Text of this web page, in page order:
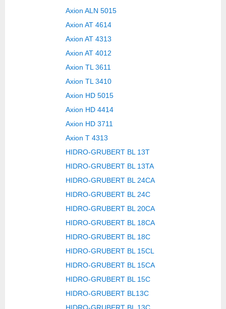
Axion ALN 5015
Axion AT 4614
Axion AT 4313
Axion AT 4012
Axion TL 3611
Axion TL 3410
Axion HD 5015
Axion HD 4414
Axion HD 3711
Axion T 4313
HIDRO-GRUBERT BL 13T
HIDRO-GRUBERT BL 13TA
HIDRO-GRUBERT BL 24CA
HIDRO-GRUBERT BL 24C
HIDRO-GRUBERT BL 20CA
HIDRO-GRUBERT BL 18CA
HIDRO-GRUBERT BL 18C
HIDRO-GRUBERT BL 15CL
HIDRO-GRUBERT BL 15CA
HIDRO-GRUBERT BL 15C
HIDRO-GRUBERT BL13C